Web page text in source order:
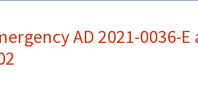
AD 2021-0036-E